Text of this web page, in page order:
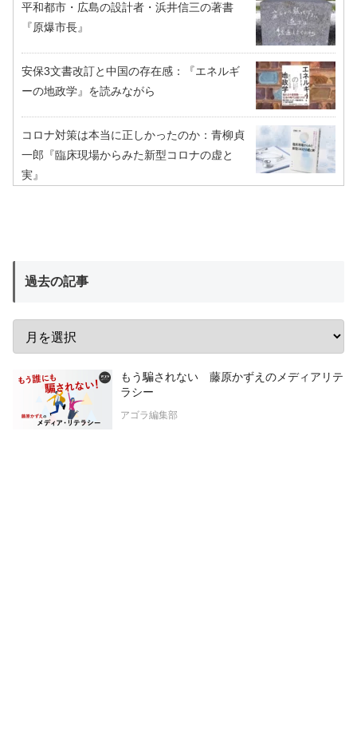
平和都市・広島の設計者・浜井信三の著書
『原爆市長』
安保3文書改訂と中国の存在感：『エネルギ
ーの地政学』を読みながら
コロナ対策は本当に正しかったのか：青柳貞
一郎『臨床現場からみた新型コロナの虚と
実』
過去の記事
もう騙されない 藤原かずえのメディアリテ
ラシー
アゴラ編集部